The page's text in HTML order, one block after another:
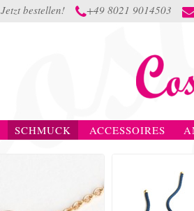
Jetzt bestellen! +49 8021 9014503
SCHMUCK ACCESSOIRES